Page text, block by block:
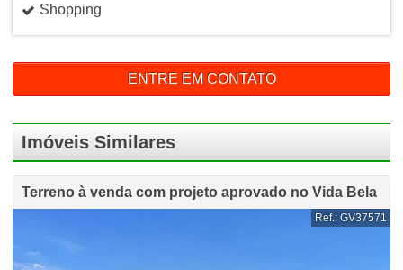
Shopping
ENTRE EM CONTATO
Imóveis Similares
Terreno à venda com projeto aprovado no Vida Bela
Ref.: GV37571